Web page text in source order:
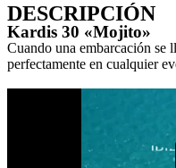
DESCRIPCIÓN
Kardis 30 «Mojito»
Cuando una embarcación se
perfectamente en cualquier